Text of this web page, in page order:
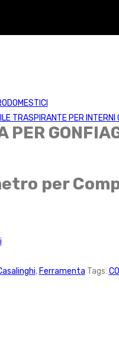
TRASPIRANTE PER INTERNI
PER
per
, Ferramenta Tags: